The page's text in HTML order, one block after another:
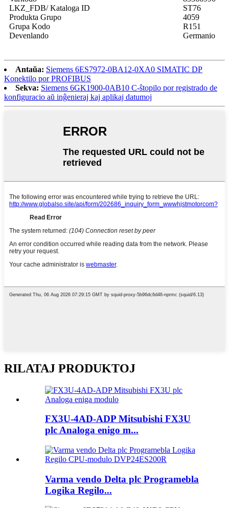
LKZ_FDB/ Kataloga ID
ST76
Produkta Grupo
4059
Grupa Kodo
R151
Devenlando
Germanio
Antaŭa: Siemens 6ES7972-0BA12-0XA0 SIMATIC DP
Konektilo por PROFIBUS
Sekva: Siemens 6GK1900-0AB10 C-ŝtopilo por registrado de
konfiguracio aŭ inĝenieraj kaj aplikaj datumoj
RILATAJ PRODUKTOJ
FX3U-4AD-ADP Mitsubishi FX3U
plc Analoga enigo m...
Varma vendo Delta plc Programebla
Logika Regilo...